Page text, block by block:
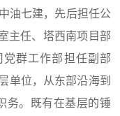
油七建，先后担任公
主任、塔西南项目部
群工作部担任副部
单位，从东部沿海到
务。既有在基层的锤